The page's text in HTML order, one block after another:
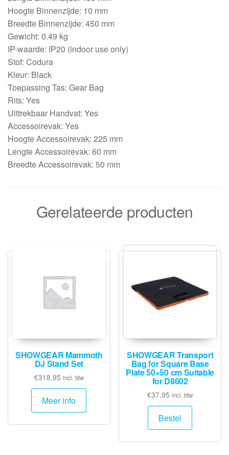
Hoogte Binnenzijde: 10 mm
Breedte Binnenzijde: 450 mm
Gewicht: 0.49 kg
IP-waarde: IP20 (indoor use only)
Stof: Codura
Kleur: Black
Toepassing Tas: Gear Bag
Rits: Yes
Uittrekbaar Handvat: Yes
Accessoirevak: Yes
Hoogte Accessoirevak: 225 mm
Lengte Accessoirevak: 60 mm
Breedte Accessoirevak: 50 mm
Gerelateerde producten
SHOWGEAR Mammoth
DJ Stand Set
€318,95 incl. btw
Meer info
SHOWGEAR Transport
Bag for Square Base
Plate 50×50 cm Suitable
for D8602
€37,95 incl. btw
Bestel